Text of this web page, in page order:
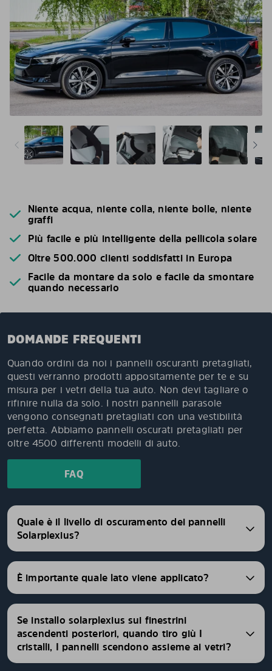
Niente acqua, niente colla, niente bolle, niente
graffi
Più facile e più intelligente della pellicola solare
Oltre 500.000 clienti soddisfatti in Europa
Facile da montare da solo e facile da smontare
quando necessario
DOMANDE FREQUENTI
Quando ordini da noi i pannelli oscuranti pretagliati,
questi verranno prodotti appositamente per te e su
misura per i vetri della tua auto. Non devi tagliare o
rifinire nulla da solo. I nostri pannelli parasole
vengono consegnati pretagliati con una vestibilità
perfetta. Abbiamo pannelli oscurati pretagliati per
oltre 4500 differenti modelli di auto.
FAQ
Quale è il livello di oscuramento dei pannelli
Solarplexius?
È importante quale lato viene applicato?
Se installo solarplexius sui finestrini
ascendenti posteriori, quando tiro giù I
cristalli, I pannelli scendono assieme ai vetri?